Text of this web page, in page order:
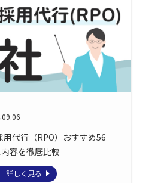
用代行（RPO）おすすめ56
容を徹底比較
詳しく見る